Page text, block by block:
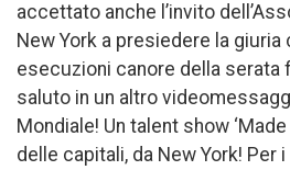
accettato anche l’invito
New York a presiedere la giuria
esecuzioni canore della serata
saluto in un altro
Mondiale! Un talent show
delle capitali, da New York! Per